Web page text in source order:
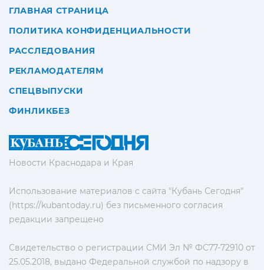
Новости Краснодара и Края
Использование материалов с сайта "Кубань Сегодня"
(https://kubantoday.ru) без письменного согласия
редакции запрещено
Свидетельство о регистрации СМИ Эл № ФС77-72910 от
25.05.2018, выдано Федеральной службой по надзору в
ГЛАВНАЯ СТРАНИЦА
ПОЛИТИКА КОНФИДЕНЦИАЛЬНОСТИ
РАССЛЕДОВАНИЯ
РЕКЛАМОДАТЕЛЯМ
СПЕЦВЫПУСКИ
ФИНЛИКБЕЗ